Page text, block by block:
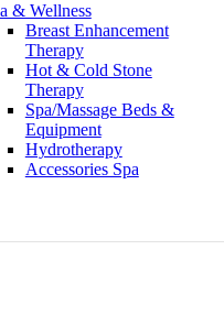
& Wellness
Breast Enhancement
Therapy
Hot & Cold Stone
Therapy
Spa/Massage Beds &
Equipment
Hydrotherapy
Accessories Spa